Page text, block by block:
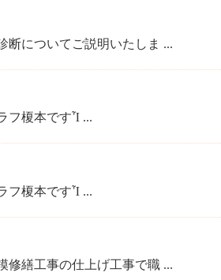
についてご説明いたしま ...
フ榎本ですἾ ...
フ榎本ですἾ ...
繕工事の仕上げ工事で職 ...